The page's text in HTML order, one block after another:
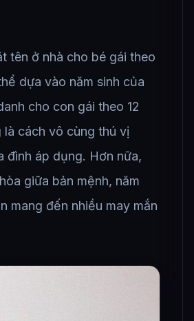
tên ở nhà cho bé gái theo
dựa vào năm sinh của
cho con gái theo 12
là cách vô cùng thú vị
đình áp dụng. Hơn nữa,
giữa bản mệnh, năm
mang đến nhiều may mắn